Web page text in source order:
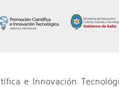
e Innovación